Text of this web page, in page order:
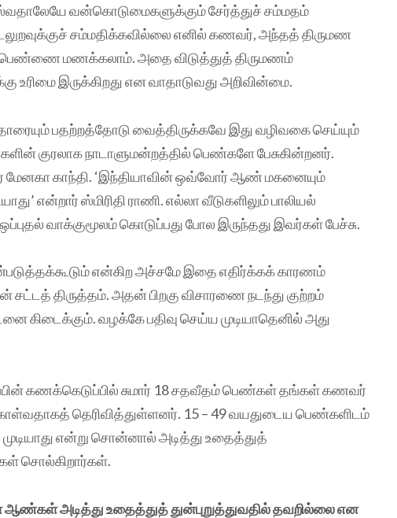
வன்கொடுமைகளுக்கும் சேர்த்துச் சம்மதம்
சம்மதிக்கவில்லை எனில் கணவர், அந்தத் திருமண
பெண்ணை மணக்கலாம். அதை விடுத்துத் திருமணம்
உரிமை இருக்கிறது என வாதாடுவது அறிவின்மை.
பதற்றத்தோடு வைத்திருக்கவே இது வழிவகை செய்யும்
குரலாக நாடாளுமன்றத்தில் பெண்களே பேசுகின்றனர்.
மேனகா காந்தி. ‘இந்தியாவின் ஒவ்வோர் ஆண் மகனையும்
என்றார் ஸ்மிரிதி ராணி. எல்லா வீடுகளிலும் பாலியல்
வாக்குமூலம் கொடுப்பது போல இருந்தது இவர்கள் பேச்சு.
என்கிற அச்சமே இதை எதிர்க்கக் காரணம்
சட்டத் திருத்தம். அதன் பிறகு விசாரணை நடந்து குற்றம்
கிடைக்கும். வழக்கே பதிவு செய்ய முடியாதெனில் அது
கணக்கெடுப்பில் சுமார் 18 சதவீதம் பெண்கள் தங்கள் கணவர்
தெரிவித்துள்ளனர். 15 – 49 வயதுடைய பெண்களிடம்
என்று சொன்னால் அடித்து உதைத்துத்
சொல்கிறார்கள்.
ஆண்கள் அடித்து உதைத்துத் துன்புறுத்துவதில் தவறில்லை என